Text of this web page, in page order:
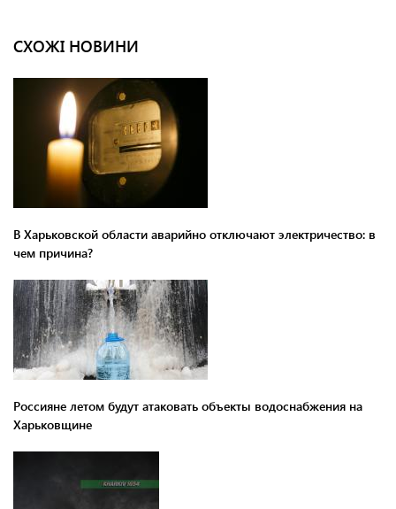
СХОЖІ НОВИНИ
В Харьковской области аварийно отключают электричество: в
чем причина?
Россияне летом будут атаковать объекты водоснабжения на
Харьковщине